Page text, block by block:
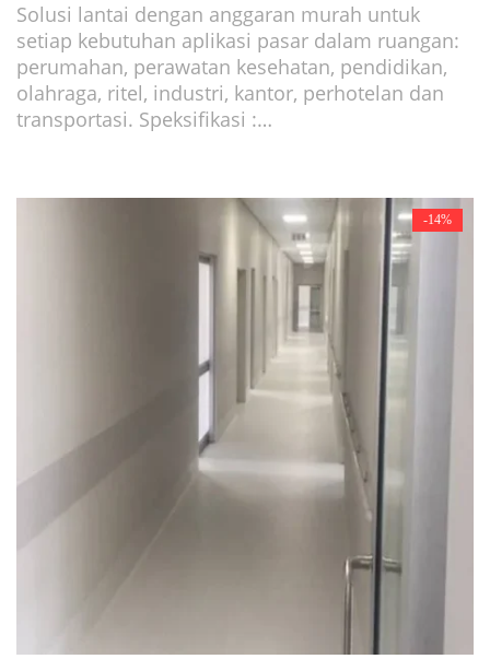
Solusi lantai dengan anggaran murah untuk
setiap kebutuhan aplikasi pasar dalam ruangan:
perumahan, perawatan kesehatan, pendidikan,
olahraga, ritel, industri, kantor, perhotelan dan
transportasi. Speksifikasi :…
-14%